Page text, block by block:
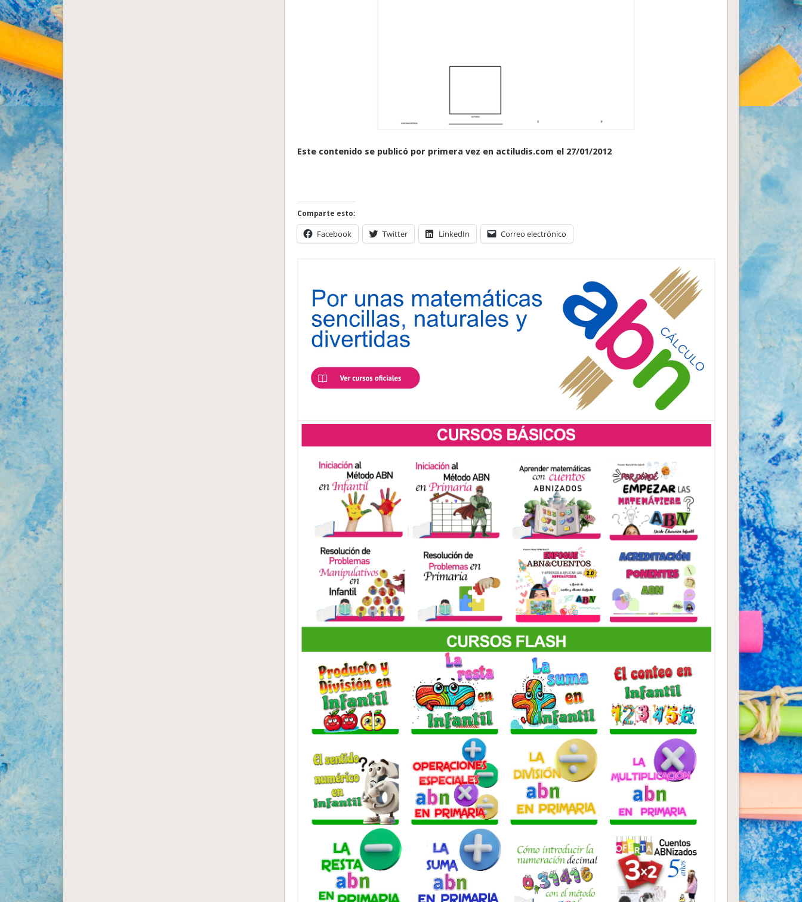
Este contenido se publicó por primera vez en actiludis.com el 27/01/2012
Comparte esto:
Facebook Twitter LinkedIn Correo electrónico